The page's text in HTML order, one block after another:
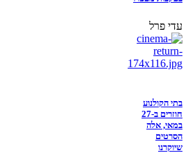
עדי פרל
בתי הקולנוע
חוזרים ב-27
במאי, אלה
הסרטים
שיוקרנו